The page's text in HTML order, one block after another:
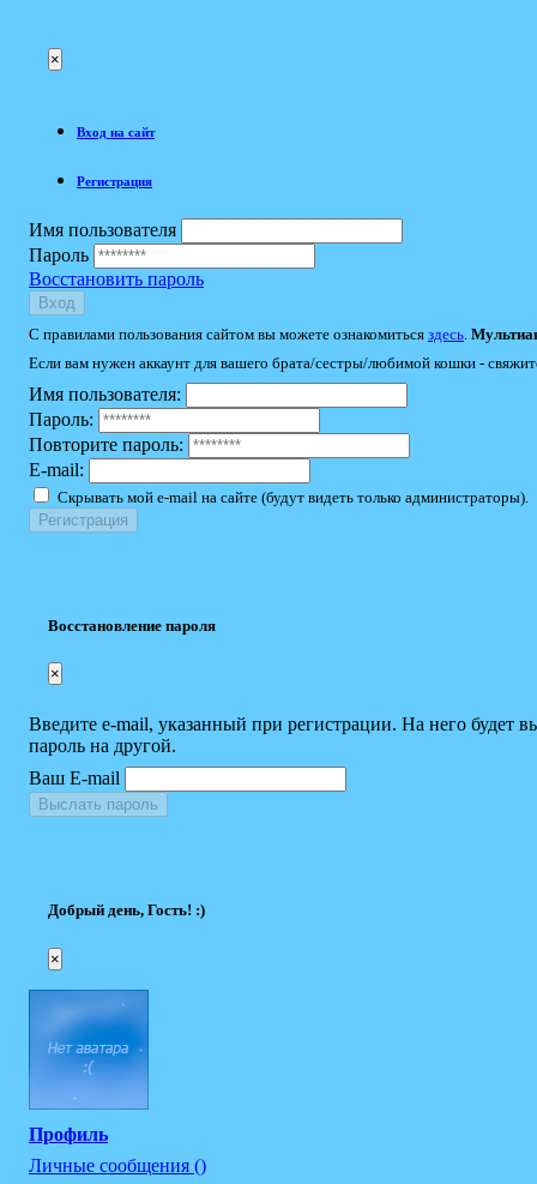
×
Вход на сайт
Регистрация
Имя пользователя
Пароль
Восстановить пароль
Вход
С правилами пользования сайтом вы можете ознакомиться здесь
Если вам нужен аккаунт для вашего брата/сестры/любимой кошки -
Имя пользователя:
Пароль:
Повторите пароль:
E-mail:
Скрывать мой e-mail на сайте (будут видеть только администраторы).
Восстановление пароля
×
Введите e-mail, указанный при регистрации. На него будет
пароль на другой.
Ваш E-mail
Выслать пароль
Добрый день, Гость! :)
×
Профиль
Личные сообщения ()